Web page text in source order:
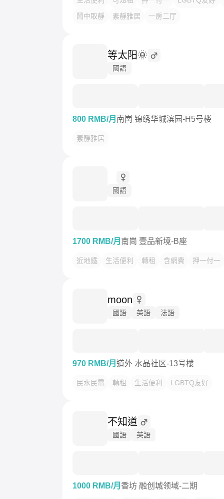
鬧中取靜
素靜雅居 一房二厅
等太阳🌞
國語
800 RMB/月 南崗 锦绣华城滨园-H5号楼
素靜雅居
國語
1700 RMB/月 南崗 壹品新境-B座
近地鐵 生活便利 轉租 含網費 押一付一
moon
國語 英語 法語
970 RMB/月 道外 水晶社区-13号楼
民水民電 轉租 生活便利 LGBTQ友好
不知道
國語 英語
1000 RMB/月 香坊 融创城领域-二期